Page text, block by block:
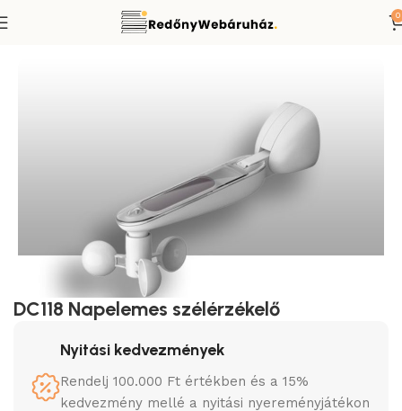
0
Redőnymotor távirányító Smart-Home típusú távirányítók
DC118 Napelemes szélérzékelő
Nyitási kedvezmények
Rendelj 100.000 Ft értékben és a 15%
kedvezmény mellé a nyitási nyereményjátékon